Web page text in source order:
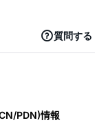
質問する
PDN)情報